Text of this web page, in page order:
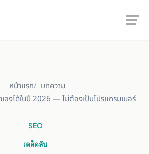
หน้าแรก
บทความ
องได้ในปี 2026 — ไม่ต้องเป็นโปรแกรมเมอร์
SEO
เคล็ดลับ